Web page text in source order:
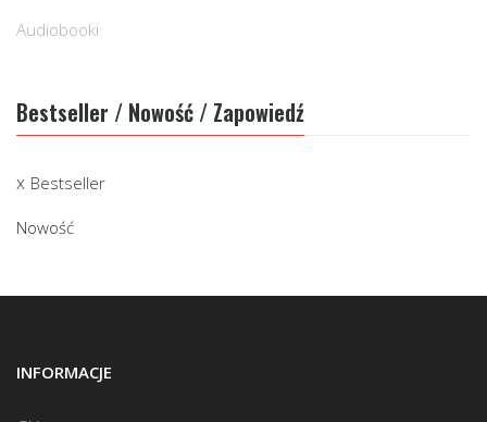
Audiobooki
Bestseller / Nowość / Zapowiedź
Bestseller
Nowość
INFORMACJE